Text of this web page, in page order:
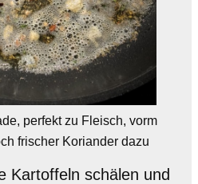
perfekt zu Fleisch, vorm
frischer Koriander dazu
Kartoffeln schälen und